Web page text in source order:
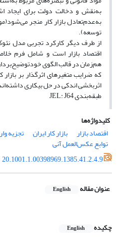
به‌نقش و دخالت دولت برای ایجاد
توسعه).
از طرف دیگر کارکرد تجربی مدل
اقتصاد بازار است و شامل فرم
که ضرایب متغیر‌های اثرگذار بر
اثربخشی اندکی در حل بیکاری
طبقه‌بندی JEL: J64
کلیدواژه‌ها
اقتصاد بازار
بازار کار ایران تجزیه
توابع عکس‌العمل آنی
20.1001.1.00398969.1385.41.2.4.9
عنوان مقاله English
چکیده English